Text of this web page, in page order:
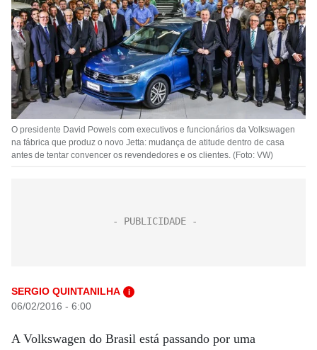
O presidente David Powels com executivos e funcionários da Volkswagen
na fábrica que produz o novo Jetta: mudança de atitude dentro de casa
antes de tentar convencer os revendedores e os clientes. (Foto: VW)
SERGIO QUINTANILHA i
06/02/2016 - 6:00
A Volkswagen do Brasil está passando por uma